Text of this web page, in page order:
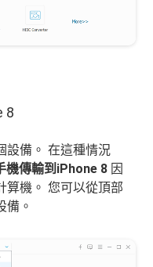
8
設備。 在這種情況
機傳輸到iPhone 8 因
算機。 您可以從頂部
備。